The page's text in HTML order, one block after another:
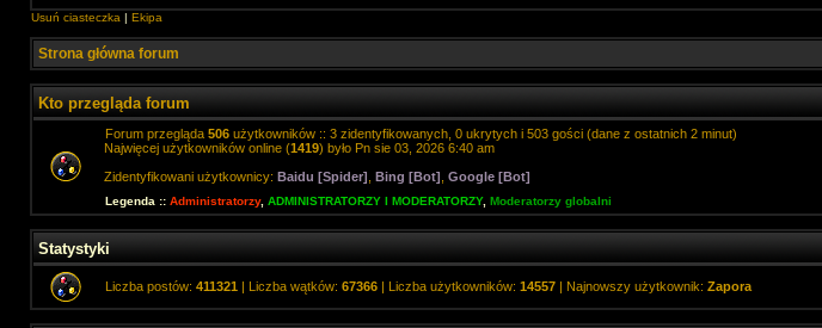
Usuń ciasteczka | Ekipa
Strona główna forum
Kto przegląda forum
Forum przegląda 506 użytkowników :: 3 zidentyfikowanych, 0 ukrytych i 503 gości (dane z ostatnich 2 minut)
Najwięcej użytkowników online (1419) było Pn sie 03, 2026 6:40 am
Zidentyfikowani użytkownicy: Baidu [Spider] Bing [Bot] Google [Bot]
Legenda :: Administratorzy, ADMINISTRATORZY I MODERATORZY, Moderatorzy globalni
Statystyki
Liczba postów: 411321 | Liczba wątków: 67366 | Liczba użytkowników: 14557 | Najnowszy użytkownik: Zapora